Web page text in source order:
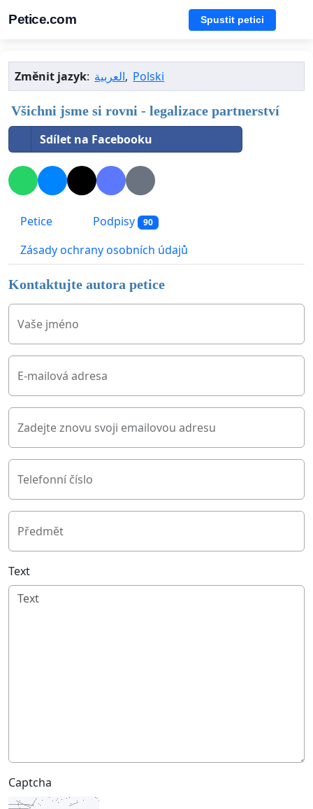
Petice.com Spustit petici
Změnit jazyk: العربية, Polski
Všichni jsme si rovni - legalizace partnerství
Sdílet na Facebooku
Petice Podpisy 90
Zásady ochrany osobních údajů
Kontaktujte autora petice
Vaše jméno
E-mailová adresa
Zadejte znovu svoji emailovou adresu
Telefonní číslo
Předmět
Text
Captcha